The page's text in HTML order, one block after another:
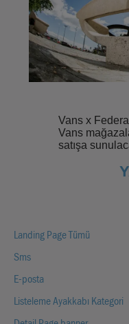
Landing Page Tümü
Sms
E-posta
Listeleme Ayakkabı Kategori
Vans x
Vans
satışa